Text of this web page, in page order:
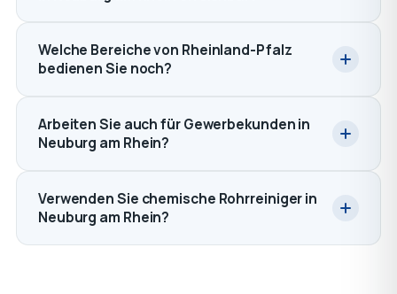
Welche Bereiche von Rheinland-Pfalz
bedienen Sie noch?
Arbeiten Sie auch für Gewerbekunden in
Neuburg am Rhein?
Verwenden Sie chemische Rohrreiniger in
Neuburg am Rhein?